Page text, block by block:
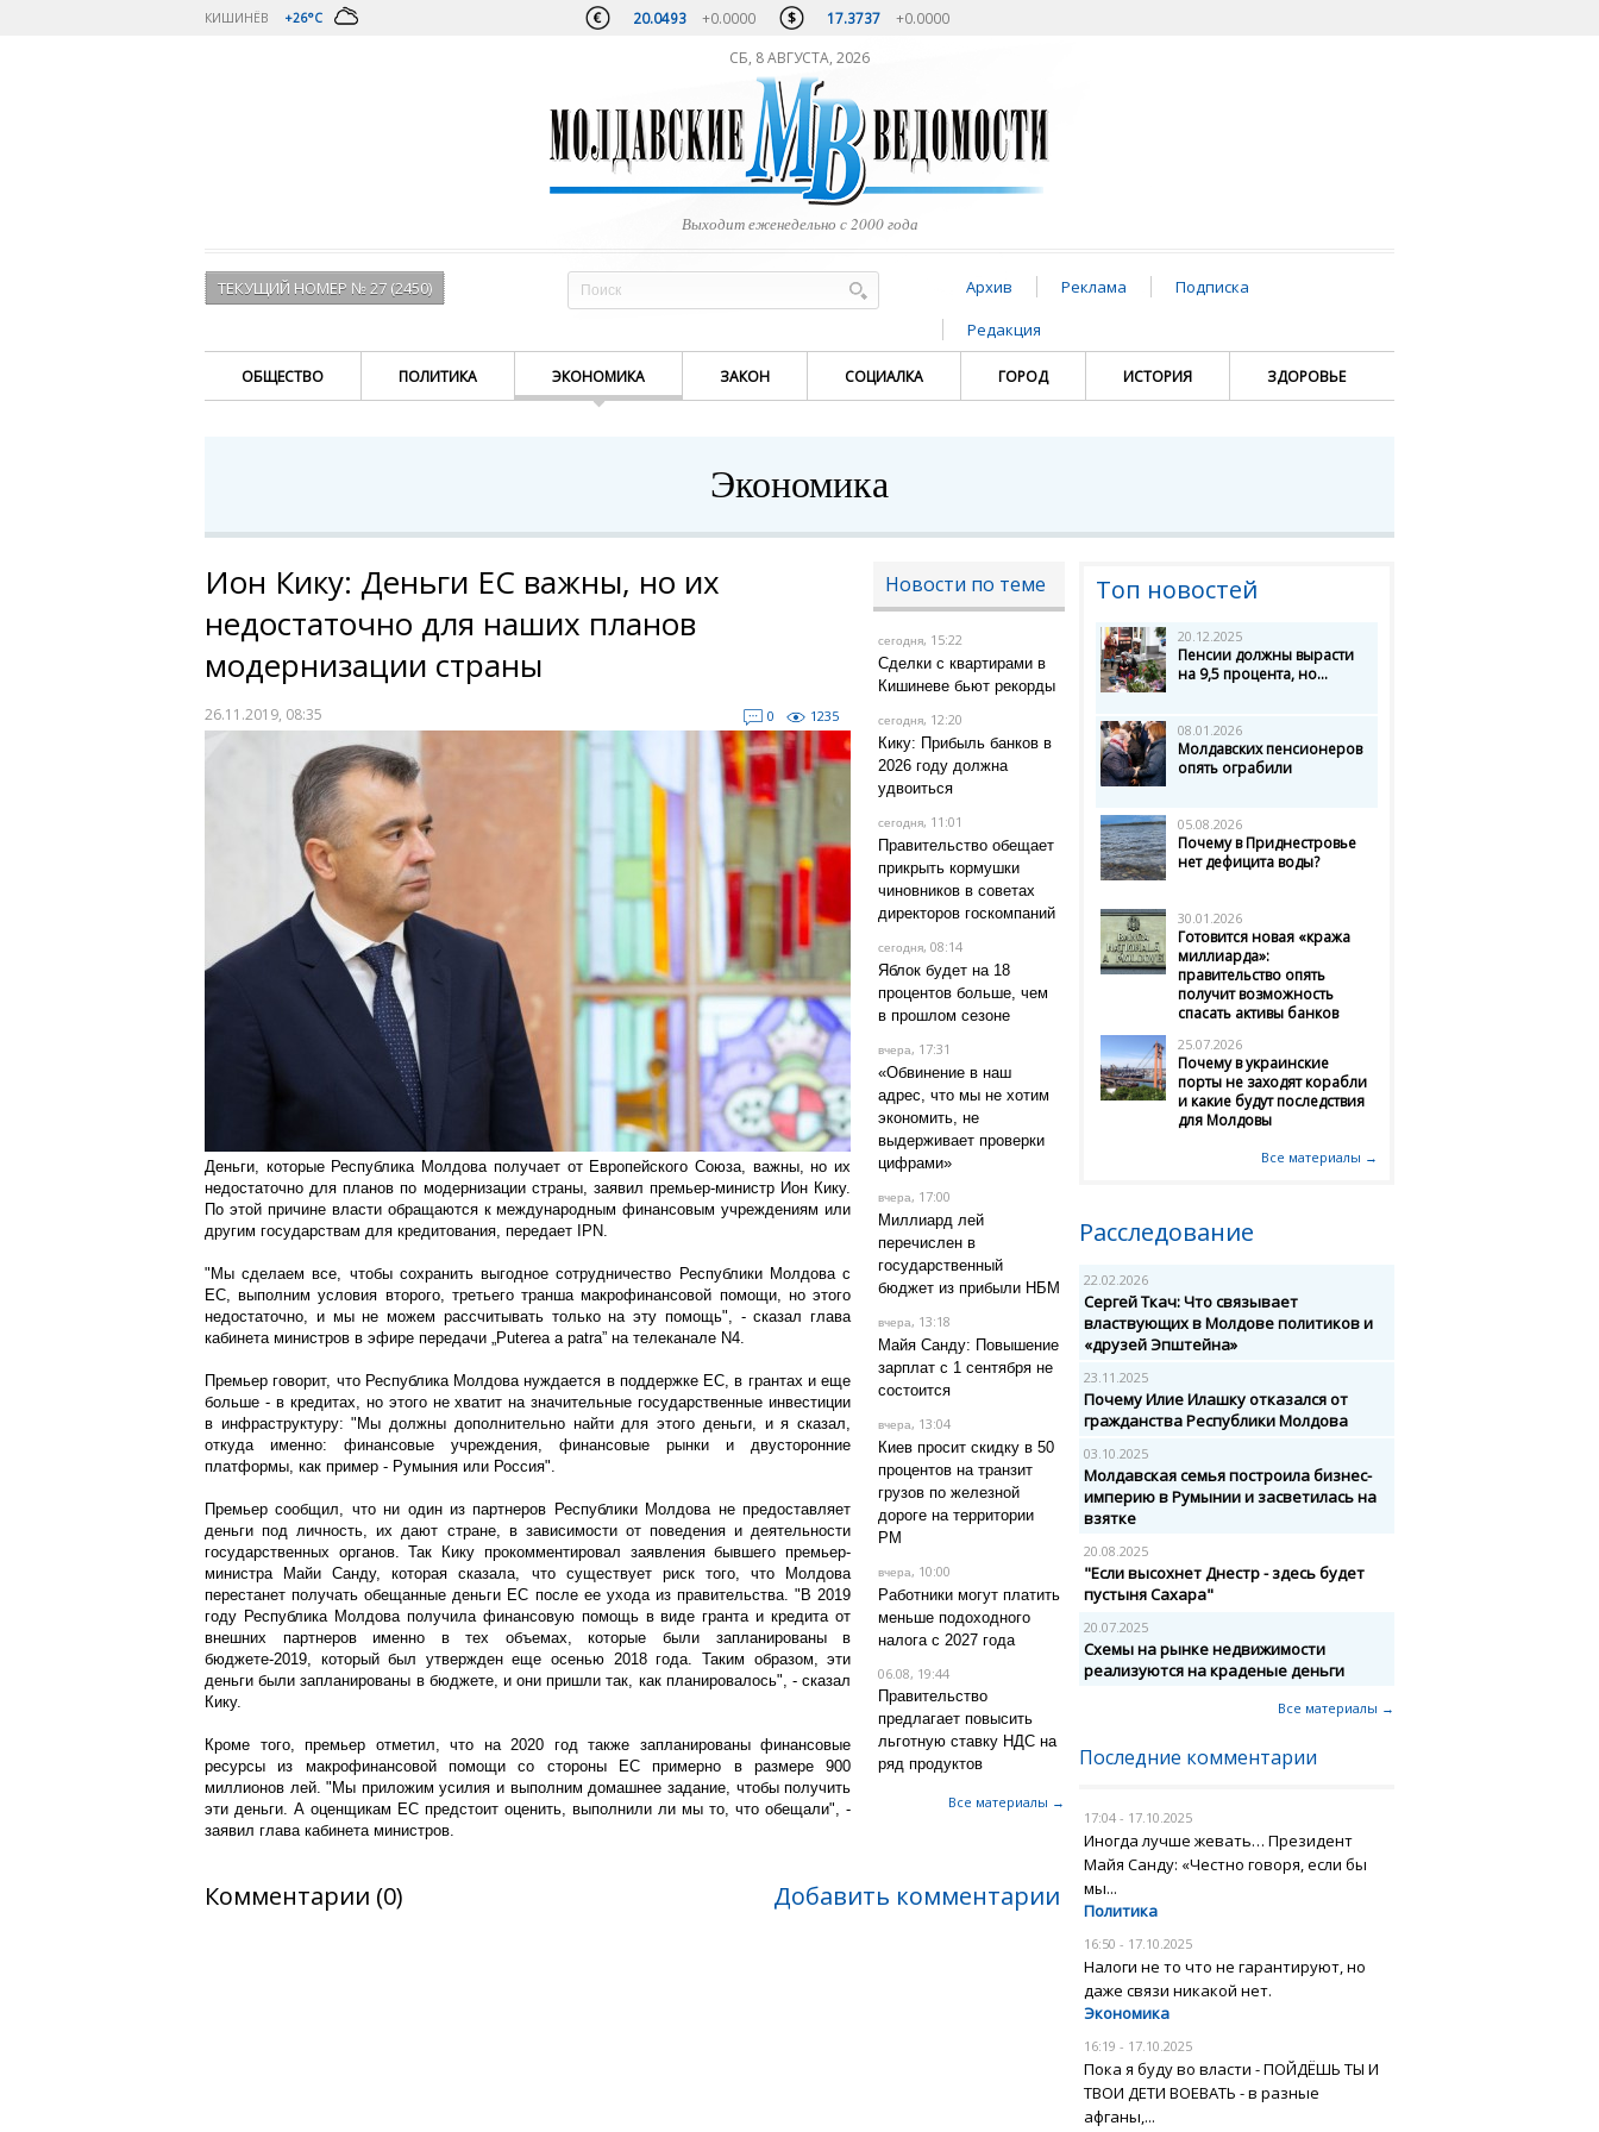
КИШИНЁВ +26°C 20.0493 +0.0000 17.3737 +0.0000
СБ, 8 АВГУСТА, 2026
Выходит еженедельно с 2000 года
ТЕКУЩИЙ НОМЕР № 27 (2450) Архив Реклама
Подписка
Редакция
ОБЩЕСТВО ПОЛИТИКА ЭКОНОМИКА ЗАКОН СОЦИАЛКА ГОРОД ИСТОРИЯ ЗДОРОВЬЕ
Экономика
Ион Кику: Деньги ЕС важны, но их
недостаточно для наших планов
модернизации страны
26.11.2019, 08:35 0 1235
Деньги, которые Республика Молдова получает от Европейского Союза, важны, но их
недостаточно для планов по модернизации страны, заявил премьер-министр Ион Кику.
По этой причине власти обращаются к международным финансовым учреждениям или
другим государствам для кредитования, передает IPN.
"Мы сделаем все, чтобы сохранить выгодное сотрудничество Республики Молдова с
ЕС, выполним условия второго, третьего транша макрофинансовой помощи, но этого
недостаточно, и мы не можем рассчитывать только на эту помощь", - сказал глава
кабинета министров в эфире передачи „Puterea a patra” на телеканале N4.
Премьер говорит, что Республика Молдова нуждается в поддержке ЕС, в грантах и еще
больше - в кредитах, но этого не хватит на значительные государственные инвестиции
в инфраструктуру: "Мы должны дополнительно найти для этого деньги, и я сказал,
откуда именно: финансовые учреждения, финансовые рынки и двусторонние
платформы, как пример - Румыния или Россия".
Премьер сообщил, что ни один из партнеров Республики Молдова не предоставляет
деньги под личность, их дают стране, в зависимости от поведения и деятельности
государственных органов. Так Кику прокомментировал заявления бывшего премьер-
министра Майи Санду, которая сказала, что существует риск того, что Молдова
перестанет получать обещанные деньги ЕС после ее ухода из правительства. "В 2019
году Республика Молдова получила финансовую помощь в виде гранта и кредита от
внешних партнеров именно в тех объемах, которые были запланированы в
бюджете-2019, который был утвержден еще осенью 2018 года. Таким образом, эти
деньги были запланированы в бюджете, и они пришли так, как планировалось", - сказал
Кику.
Кроме того, премьер отметил, что на 2020 год также запланированы финансовые
ресурсы из макрофинансовой помощи со стороны ЕС примерно в размере 900
миллионов лей. "Мы приложим усилия и выполним домашнее задание, чтобы получить
эти деньги. А оценщикам ЕС предстоит оценить, выполнили ли мы то, что обещали", -
заявил глава кабинета министров.
Новости по теме
сегодня, 15:22
Сделки с квартирами в
Кишиневе бьют рекорды
сегодня, 12:20
Кику: Прибыль банков в
2026 году должна
удвоиться
сегодня, 11:01
Правительство обещает
прикрыть кормушки
чиновников в советах
директоров госкомпаний
сегодня, 08:14
Яблок будет на 18
процентов больше, чем
в прошлом сезоне
вчера, 17:31
«Обвинение в наш
адрес, что мы не хотим
экономить, не
выдерживает проверки
цифрами»
вчера, 17:00
Миллиард лей
перечислен в
государственный
бюджет из прибыли НБМ
вчера, 13:18
Майя Санду: Повышение
зарплат с 1 сентября не
состоится
вчера, 13:04
Киев просит скидку в 50
процентов на транзит
грузов по железной
дороге на территории
РМ
вчера, 10:00
Работники могут платить
меньше подоходного
налога с 2027 года
06.08, 19:44
Правительство
предлагает повысить
льготную ставку НДС на
ряд продуктов
Все материалы →
Комментарии (0) Добавить комментарии
Топ новостей
20.12.2025
Пенсии должны вырасти
на 9,5 процента, но...
08.01.2026
Молдавских пенсионеров
опять ограбили
05.08.2026
Почему в Приднестровье
нет дефицита воды?
30.01.2026
Готовится новая «кража
миллиарда»:
правительство опять
получит возможность
спасать активы банков
25.07.2026
Почему в украинские
порты не заходят корабли
и какие будут последствия
для Молдовы
Все материалы →
Расследование
22.02.2026
Сергей Ткач: Что связывает
властвующих в Молдове политиков и
«друзей Эпштейна»
23.11.2025
Почему Илие Илашку отказался от
гражданства Республики Молдова
03.10.2025
Молдавская семья построила бизнес-
империю в Румынии и засветилась на
взятке
20.08.2025
"Если высохнет Днестр - здесь будет
пустыня Сахара"
20.07.2025
Схемы на рынке недвижимости
реализуются на краденые деньги
Все материалы →
Последние комментарии
17:04 - 17.10.2025
Иногда лучше жевать… Президент
Майя Санду: «Честно говоря, если бы
мы...
Политика
16:50 - 17.10.2025
Налоги не то что не гарантируют, но
даже связи никакой нет.
Экономика
16:19 - 17.10.2025
Пока я буду во власти - ПОЙДЁШЬ ТЫ И
ТВОИ ДЕТИ ВОЕВАТЬ - в разные
афганы,...